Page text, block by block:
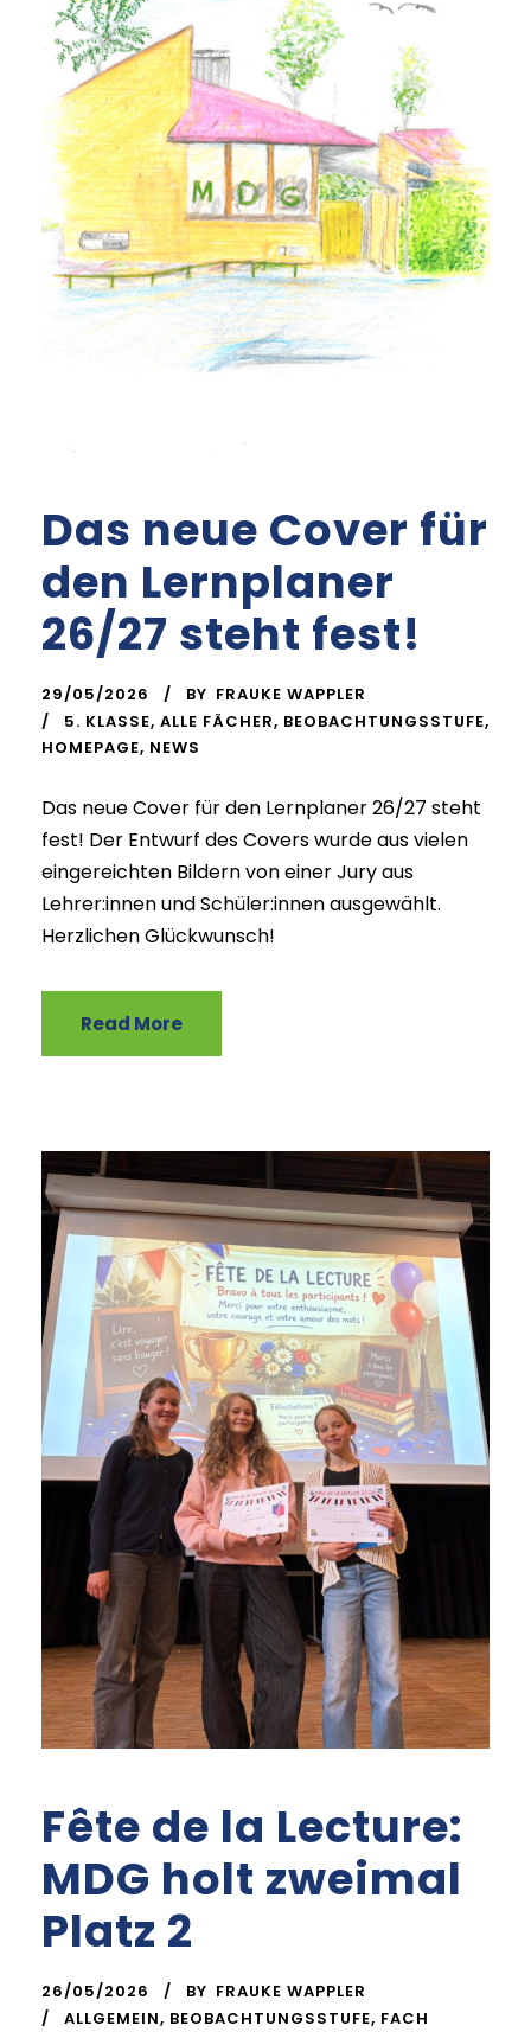
Das neue Cover für
den Lernplaner
26/27 steht fest!
29/05/2026 BY FRAUKE WAPPLER
5. KLASSE, ALLE FÄCHER, BEOBACHTUNGSSTUFE,
HOMEPAGE, NEWS
Das neue Cover für den Lernplaner 26/27 steht
fest! Der Entwurf des Covers wurde aus vielen
eingereichten Bildern von einer Jury aus
Lehrer:innen und Schüler:innen ausgewählt.
Herzlichen Glückwunsch!
Read More
Fête de la Lecture:
MDG holt zweimal
Platz 2
26/05/2026 BY FRAUKE WAPPLER
ALLGEMEIN, BEOBACHTUNGSSTUFE, FACH